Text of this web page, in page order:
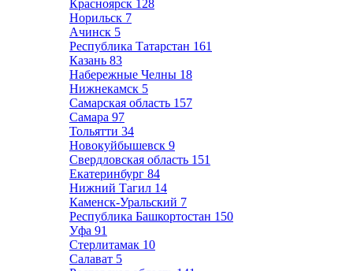
Красноярск 128
Норильск 7
Ачинск 5
Республика Татарстан 161
Казань 83
Набережные Челны 18
Нижнекамск 5
Самарская область 157
Самара 97
Тольятти 34
Новокуйбышевск 9
Свердловская область 151
Екатеринбург 84
Нижний Тагил 14
Каменск-Уральский 7
Республика Башкортостан 150
Уфа 91
Стерлитамак 10
Салават 5